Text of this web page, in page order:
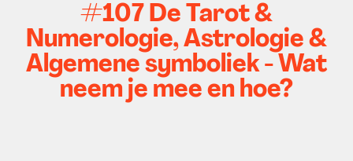
#107 De Tarot &
Numerologie, Astrologie &
Algemene symboliek - Wat
neem je mee en hoe?